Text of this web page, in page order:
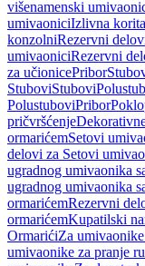
višenamenski
umivaoniciIzlivna korita
konzolniRezervni
umivaoniciRezervni
za učionicePribor
StuboviStubovi
PolustuboviPribor
pričvršćenje
ormarićemSetovi
delovi za Setovi
ugradnog umivaonika
ugradnog umivaonika
ormarićemRezervni
ormarićemKupatilski
OrmarićiZa
umivaonike za pranje